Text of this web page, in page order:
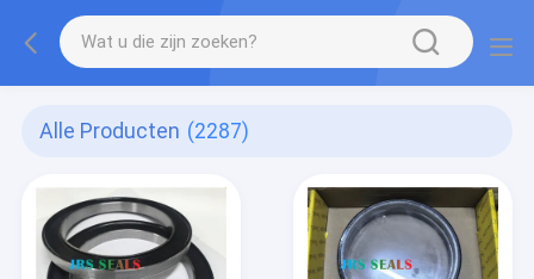
Alle Producten (2287)